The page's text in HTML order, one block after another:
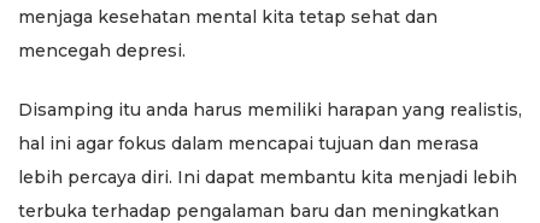
menjaga kesehatan mental kita tetap sehat dan
mencegah depresi.
Disamping itu anda harus memiliki harapan yang realistis,
hal ini agar fokus dalam mencapai tujuan dan merasa
lebih percaya diri. Ini dapat membantu kita menjadi lebih
terbuka terhadap pengalaman baru dan meningkatkan